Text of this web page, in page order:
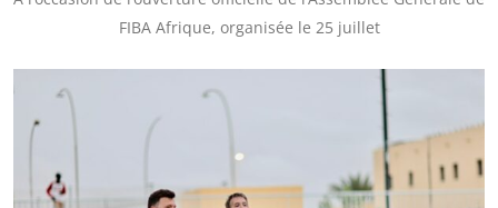
FIBA Afrique, organisée le 25 juillet